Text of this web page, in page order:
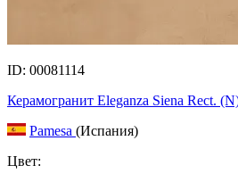
ID: 00081114
Керамогранит Eleganza Siena Rect.
Pamesa (Испания)
Цвет: